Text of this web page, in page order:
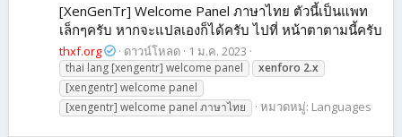
[XenGenTr] Welcome Panel ภาษาไทย ตัวนี้เป็นแพท
เล็กๆครับ หากจะแปลเองก็ได้ครับ ไปที่ หน้าตาตามนี้ครับ
thxf.org ดาวน์โหลด 1 ม.ค. 2023
thai lang [xengentr] welcome panel xenforo 2.x
[xengentr] welcome panel
[xengentr] welcome panel ภาษาไทย
หมวดหมู่: Languages